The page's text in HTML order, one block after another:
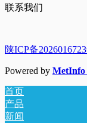
联系我们
陕ICP备
Powered by MetInfo
首页
产品
新闻